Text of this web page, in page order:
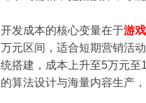
开发成本的核心变量在于游
万元区间，适合短期营销活
统搭建，成本上升至5万元
的算法设计与海量内容生产